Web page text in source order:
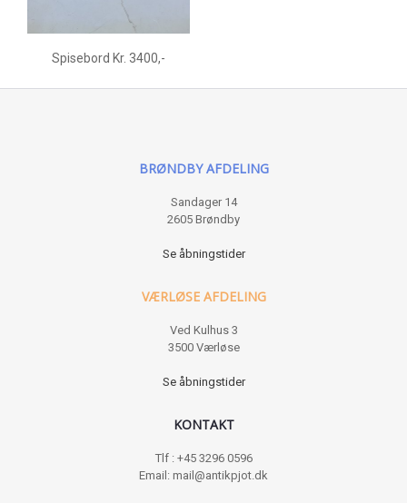
Spisebord Kr. 3400,-
BRØNDBY AFDELING
Sandager 14
2605 Brøndby
Se åbningstider
VÆRLØSE AFDELING
Ved Kulhus 3
3500 Værløse
Se åbningstider
KONTAKT
Tlf : +45 3296 0596
Email: mail@antikpjot.dk